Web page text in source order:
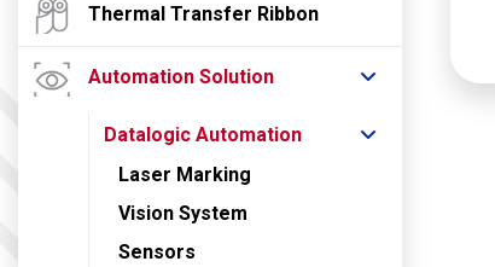
Thermal Transfer Ribbon
Automation Solution
Datalogic Automation
Laser Marking
Vision System
Sensors